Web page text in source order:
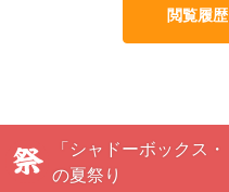
閲覧履
「シャドーボックス
の夏祭り